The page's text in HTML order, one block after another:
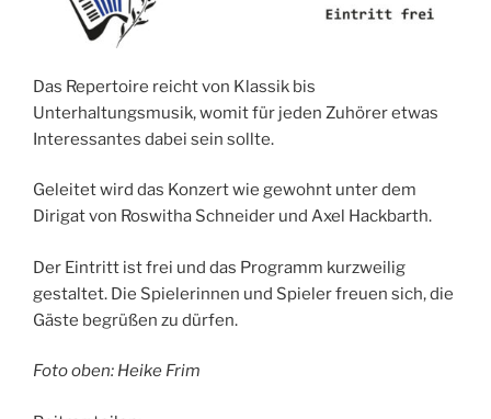
Das Repertoire reicht von Klassik bis
Unterhaltungsmusik, womit für jeden Zuhörer etwas
Interessantes dabei sein sollte.
Geleitet wird das Konzert wie gewohnt unter dem
Dirigat von Roswitha Schneider und Axel Hackbarth.
Der Eintritt ist frei und das Programm kurzweilig
gestaltet. Die Spielerinnen und Spieler freuen sich, die
Gäste begrüßen zu dürfen.
Foto oben: Heike Frim